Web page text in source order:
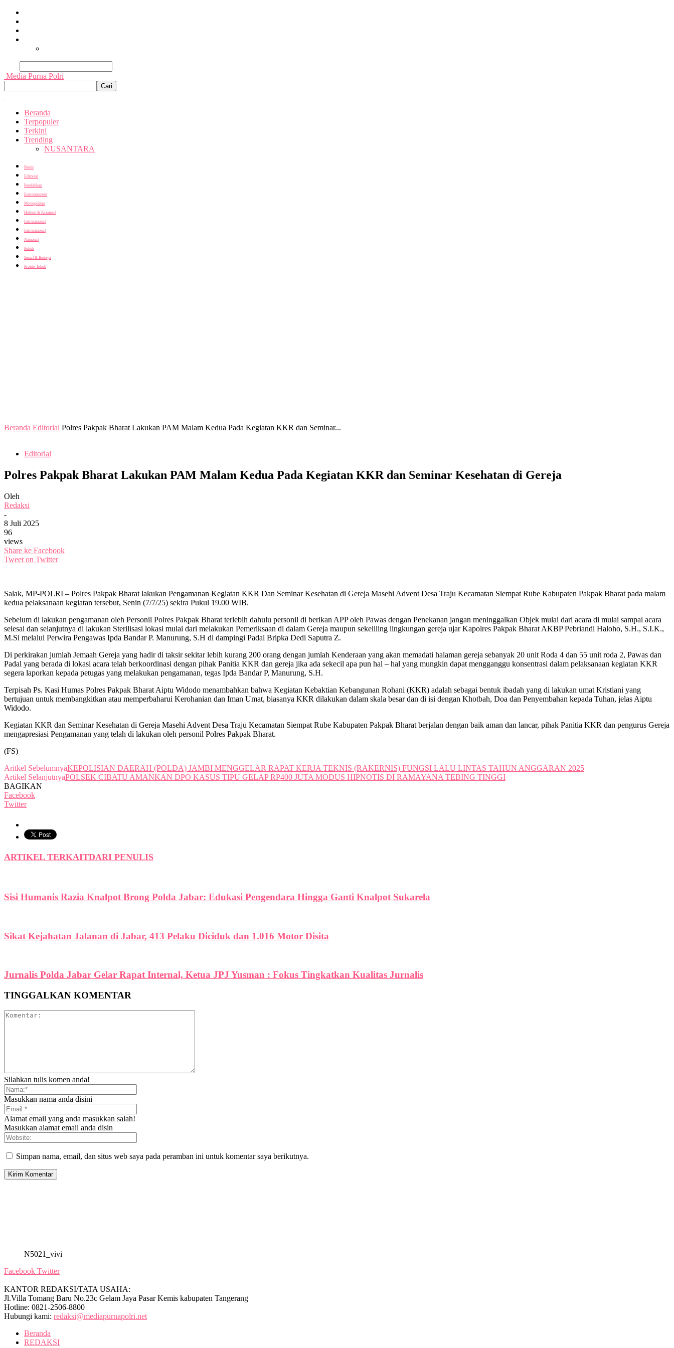
Media Purna Polri
Beranda
Terpopuler
Terkini
Trending
NUSANTARA
Bisnis
Editorial
Pendidikan
Entertainment
Metropolitan
Hukum & Kriminal
Internasional
Internasional
Nasional
Politik
Sosial & Budaya
Profile Tokoh
Beranda Editorial Polres Pakpak Bharat Lakukan PAM Malam Kedua Pada Kegiatan KKR dan Seminar...
Editorial
Polres Pakpak Bharat Lakukan PAM Malam Kedua Pada Kegiatan KKR dan Seminar Kesehatan di Gereja
Oleh
Redaksi
-
8 Juli 2025
96
views
Share ke Facebook
Tweet on Twitter
Salak, MP-POLRI – Polres Pakpak Bharat lakukan Pengamanan Kegiatan KKR Dan Seminar Kesehatan di Gereja Masehi Advent Desa Traju Kecamatan Siempat Rube Kabupaten Pakpak Bharat pada malam
kedua pelaksanaan kegiatan tersebut, Senin (7/7/25) sekira Pukul 19.00 WIB.
Sebelum di lakukan pengamanan oleh Personil Polres Pakpak Bharat terlebih dahulu personil di berikan APP oleh Pawas dengan Penekanan jangan meninggalkan Objek mulai dari acara di mulai sampai acara
selesai dan selanjutnya di lakukan Sterilisasi lokasi mulai dari melakukan Pemeriksaan di dalam Gereja maupun sekeliling lingkungan gereja ujar Kapolres Pakpak Bharat AKBP Pebriandi Haloho, S.H., S.I.K.,
M.Si melalui Perwira Pengawas Ipda Bandar P. Manurung, S.H di dampingi Padal Bripka Dedi Saputra Z.
Di perkirakan jumlah Jemaah Gereja yang hadir di taksir sekitar lebih kurang 200 orang dengan jumlah Kenderaan yang akan memadati halaman gereja sebanyak 20 unit Roda 4 dan 55 unit roda 2, Pawas dan
Padal yang berada di lokasi acara telah berkoordinasi dengan pihak Panitia KKR dan gereja jika ada sekecil apa pun hal – hal yang mungkin dapat mengganggu konsentrasi dalam pelaksanaan kegiatan KKR
segera laporkan kepada petugas yang melakukan pengamanan, tegas Ipda Bandar P, Manurung, S.H.
Terpisah Ps. Kasi Humas Polres Pakpak Bharat Aiptu Widodo menambahkan bahwa Kegiatan Kebaktian Kebangunan Rohani (KKR) adalah sebagai bentuk ibadah yang di lakukan umat Kristiani yang
bertujuan untuk membangkitkan atau memperbaharui Kerohanian dan Iman Umat, biasanya KKR dilakukan dalam skala besar dan di isi dengan Khotbah, Doa dan Penyembahan kepada Tuhan, jelas Aiptu
Widodo.
Kegiatan KKR dan Seminar Kesehatan di Gereja Masehi Advent Desa Traju Kecamatan Siempat Rube Kabupaten Pakpak Bharat berjalan dengan baik aman dan lancar, pihak Panitia KKR dan pengurus Gereja
mengapresiasi Pengamanan yang telah di lakukan oleh personil Polres Pakpak Bharat.
(FS)
Aritkel SebelumnyaKEPOLISIAN DAERAH (POLDA) JAMBI MENGGELAR RAPAT KERJA TEKNIS (RAKERNIS) FUNGSI LALU LINTAS TAHUN ANGGARAN 2025
Artikel SelanjutnyaPOLSEK CIBATU AMANKAN DPO KASUS TIPU GELAP RP400 JUTA MODUS HIPNOTIS DI RAMAYANA TEBING TINGGI
BAGIKAN
Facebook
Twitter
ARTIKEL TERKAITDARI PENULIS
Sisi Humanis Razia Knalpot Brong Polda Jabar: Edukasi Pengendara Hingga Ganti Knalpot Sukarela
Sikat Kejahatan Jalanan di Jabar, 413 Pelaku Diciduk dan 1.016 Motor Disita
Jurnalis Polda Jabar Gelar Rapat Internal, Ketua JPJ Yusman : Fokus Tingkatkan Kualitas Jurnalis
TINGGALKAN KOMENTAR
Silahkan tulis komen anda!
Masukkan nama anda disini
Alamat email yang anda masukkan salah!
Masukkan alamat email anda disin
Simpan nama, email, dan situs web saya pada peramban ini untuk komentar saya berikutnya.
N5021_vivi
Facebook Twitter
KANTOR REDAKSI/TATA USAHA:
Jl.Villa Tomang Baru No.23c Gelam Jaya Pasar Kemis kabupaten Tangerang
Hotline: 0821-2506-8800
Hubungi kami: redaksi@mediapurnapolri.net
Beranda
REDAKSI